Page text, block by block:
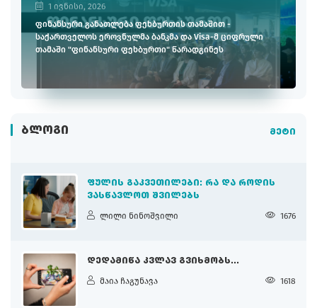
1 ივნისი, 2026
ფინანსური განათლება ფეხბურთის თამაშით -
საქართველოს ეროვნულმა ბანკმა და Visa-მ ციფრული
თამაში "ფინანსური ფეხბურთი" წარადგინეს
ᲑᲚᲝᲒᲘ მეტი
ᲤᲣᲚᲘᲡ ᲒᲐᲙᲕᲔᲗᲘᲚᲔᲑᲘ: ᲠᲐ ᲓᲐ ᲠᲝᲓᲘᲡ
ᲕᲐᲡᲬᲐᲕᲚᲝᲗ ᲨᲕᲘᲚᲔᲑᲡ
ლილი ნინოშვილი 1676
ᲓᲔᲓᲐᲛᲘᲬᲐ ᲙᲕᲚᲐᲕ ᲒᲕᲘᲮᲛᲝᲑᲡ...
მაია ჩაგუნავა 1618